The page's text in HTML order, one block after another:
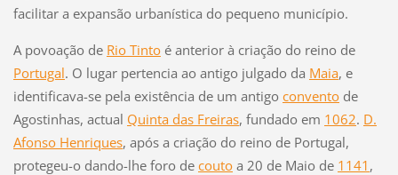
facilitar a expansão urbanística do pequeno município.
A povoação de Rio Tintoé anterior à criação do reino de
Portugal. O lugar pertencia ao antigo julgado da Maia, e
identificava-se pela existência de um antigo conventode
Agostinhas, actual Quinta dasFreiras, fundado em 1062. D.
Afonso Henriques, após a criação do reino de Portugal,
protegeu-o dando-lheforo de coutoa 20 de Maio de 1141 ,